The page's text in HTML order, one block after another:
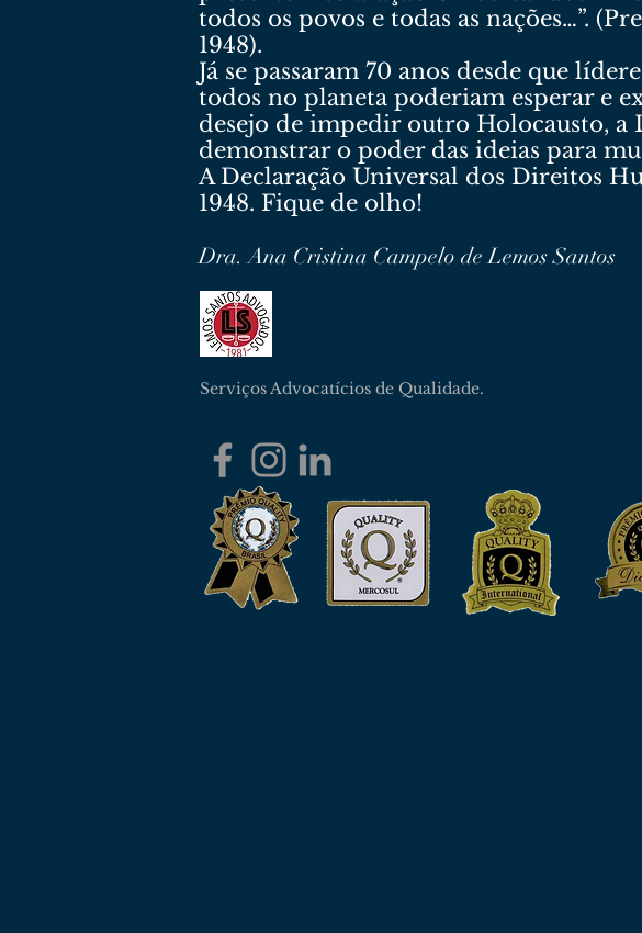
todos os povos e todas as nações…”.
1948).
Já se passaram 70 anos desde que
todos no planeta poderiam esperar e
desejo de impedir outro Holocausto,
demonstrar o poder das ideias para
A Declaração Universal dos Direitos
1948. Fique de olho!
Dra. Ana Cristina Campelo de Lemos Santos
Serviços Advocatícios de Qualidade.